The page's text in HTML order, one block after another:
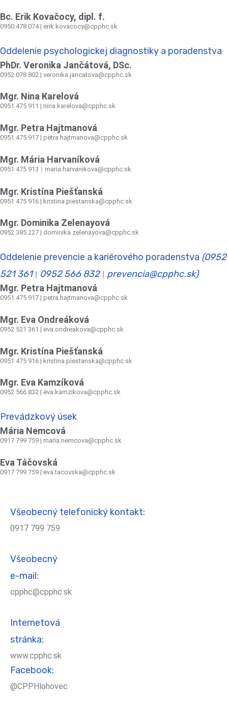
Bc. Erik Kovačocy, dipl. f.
0950 478 074 | erik.kovacocy@cpphc.sk
Oddelenie psychologickej diagnostiky a poradenstva
PhDr. Veronika Jančátová, DSc.
0952 078 802 | veronika.jancatova@cpphc.sk
Mgr. Nina Karelová
0951 475 911 | nina.karelova@cpphc.sk
Mgr. Petra Hajtmanová
0951 475 917 | petra.hajtmanova@cpphc.sk
Mgr. Mária Harvaníková
0951 475 913 maria.harvanikova@cpphc.sk
Mgr. Kristína Piešťanská
0951 475 916 | kristina.piestanska@cpphc.sk
Mgr. Dominika Zelenayová
0952 385 227 | dominika.zelenayova@cpphc.sk
Oddelenie prevencie a kariérového poradenstva (0952
521 361
0952 566 832 prevencia@cpphc.sk)
Mgr. Petra Hajtmanová
0951 475 917 | petra.hajtmanova@cpphc.sk
Mgr. Eva Ondreáková
0952 521 361 | eva.ondreakova@cpphc.sk
Mgr. Kristína Piešťanská
0951 475 916 | kristina.piestanska@cpphc.sk
Mgr. Eva Kamzíková
0952 566 832 | eva.kamzikova@cpphc.sk
Prevádzkový úsek
Mária Nemcová
0917 799 759 | maria.nemcova@cpphc.sk
Eva Táčovská
0917 799 759 | eva.tacovska@cpphc.sk
Všeobecný telefonický kontakt:
0917 799 759
Všeobecný
e-mail:
cpphc@cpphc.sk
Internetová
stránka:
www.cpphc.sk
Facebook:
@CPPHlohovec